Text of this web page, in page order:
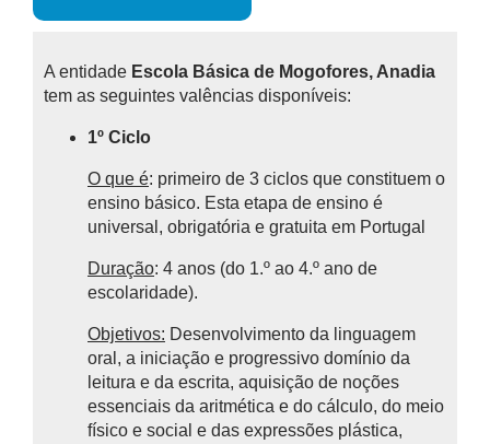
A entidade Escola Básica de Mogofores, Anadia
tem as seguintes valências disponíveis:
1º Ciclo
O que é: primeiro de 3 ciclos que constituem o
ensino básico. Esta etapa de ensino é
universal, obrigatória e gratuita em Portugal
Duração: 4 anos (do 1.º ao 4.º ano de
escolaridade).
Objetivos: Desenvolvimento da linguagem
oral, a iniciação e progressivo domínio da
leitura e da escrita, aquisição de noções
essenciais da aritmética e do cálculo, do meio
físico e social e das expressões plástica,